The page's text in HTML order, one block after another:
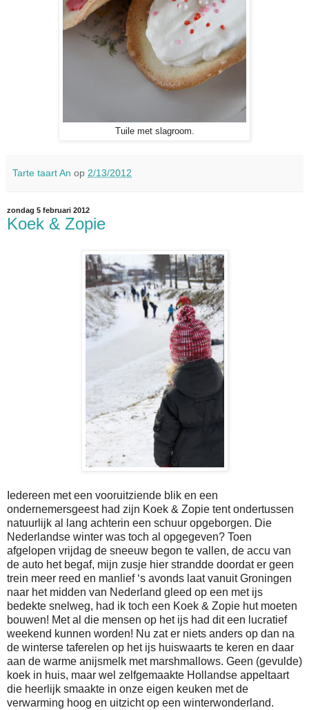
Tuile met slagroom.
Tarte taart An op 2/13/2012
zondag 5 februari 2012
Koek & Zopie
Iedereen met een vooruitziende blik en een
ondernemersgeest had zijn Koek & Zopie tent ondertussen
natuurlijk al lang achterin een schuur opgeborgen. Die
Nederlandse winter was toch al opgegeven? Toen
afgelopen vrijdag de sneeuw begon te vallen, de accu van
de auto het begaf, mijn zusje hier strandde doordat er geen
trein meer reed en manlief ‘s avonds laat vanuit Groningen
naar het midden van Nederland gleed op een met ijs
bedekte snelweg, had ik toch een Koek & Zopie hut moeten
bouwen! Met al die mensen op het ijs had dit een lucratief
weekend kunnen worden! Nu zat er niets anders op dan na
de winterse taferelen op het ijs huiswaarts te keren en daar
aan de warme anijsmelk met marshmallows. Geen (gevulde)
koek in huis, maar wel zelfgemaakte Hollandse appeltaart
die heerlijk smaakte in onze eigen keuken met de
verwarming hoog en uitzicht op een winterwonderland.